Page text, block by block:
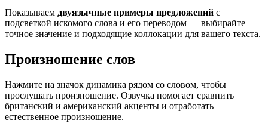
Показываем двуязычные примеры предложений с
подсветкой искомого слова и его переводом — выбирайте
точное значение и подходящие коллокации для вашего текста.
Произношение слов
Нажмите на значок динамика рядом со словом, чтобы
прослушать произношение. Озвучка помогает сравнить
британский и американский акценты и отработать
естественное произношение.